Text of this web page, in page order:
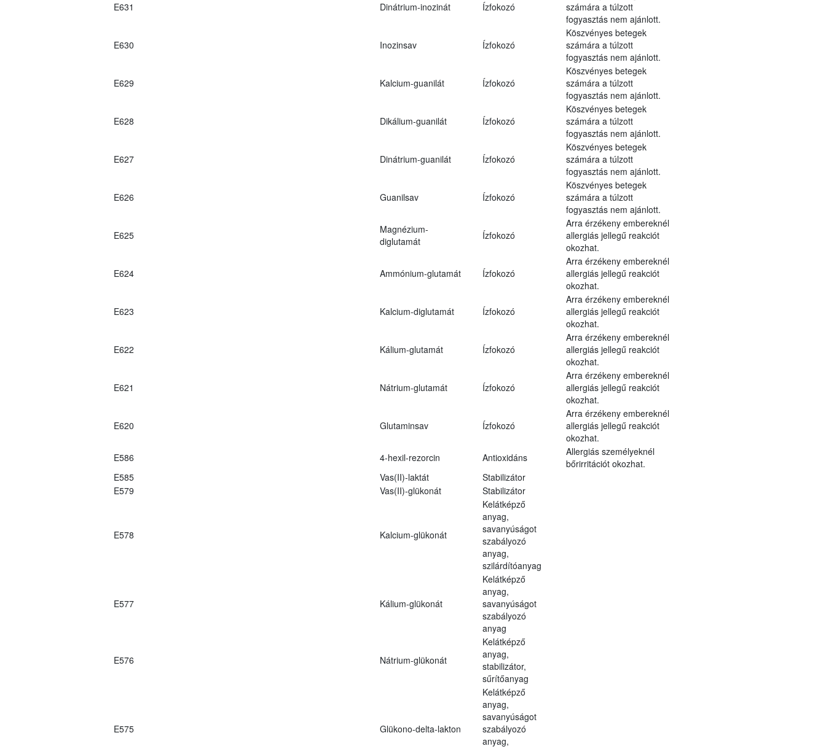
E631 Dinátrium-inozinát Ízfokozó
számára a túlzott
fogyasztás nem ajánlott.
E630 Inozinsav Ízfokozó
Köszvényes betegek
számára a túlzott
fogyasztás nem ajánlott.
E629 Kalcium-guanilát Ízfokozó
Köszvényes betegek
számára a túlzott
fogyasztás nem ajánlott.
E628 Dikálium-guanilát Ízfokozó
Köszvényes betegek
számára a túlzott
fogyasztás nem ajánlott.
E627 Dinátrium-guanilát Ízfokozó
Köszvényes betegek
számára a túlzott
fogyasztás nem ajánlott.
E626 Guanilsav Ízfokozó
Köszvényes betegek
számára a túlzott
fogyasztás nem ajánlott.
E625
Magnézium-
diglutamát
Ízfokozó
Arra érzékeny embereknél
allergiás jellegű reakciót
okozhat.
E624 Ammónium-glutamát Ízfokozó
Arra érzékeny embereknél
allergiás jellegű reakciót
okozhat.
E623 Kalcium-diglutamát Ízfokozó
Arra érzékeny embereknél
allergiás jellegű reakciót
okozhat.
E622 Kálium-glutamát Ízfokozó
Arra érzékeny embereknél
allergiás jellegű reakciót
okozhat.
E621 Nátrium-glutamát Ízfokozó
Arra érzékeny embereknél
allergiás jellegű reakciót
okozhat.
E620 Glutaminsav Ízfokozó
Arra érzékeny embereknél
allergiás jellegű reakciót
okozhat.
E586
4-hexil-rezorcin Antioxidáns
Allergiás személyeknél
bőrirritációt okozhat.
E585
Vas(II)-laktát
Stabilizátor
E579
Vas(II)-glükonát Stabilizátor
E578 Kalcium-glükonát
Kelátképző
anyag,
savanyúságot
szabályozó
anyag,
szilárdítóanyag
E577 Kálium-glükonát
Kelátképző
anyag,
savanyúságot
szabályozó
anyag
E576 Nátrium-glükonát
Kelátképző
anyag,
stabilizátor,
sűrítőanyag
E575 Glükono-delta-lakton
Kelátképző
anyag,
savanyúságot
szabályozó
anyag,